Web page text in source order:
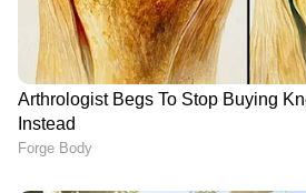
RECOMMENDED STORIES